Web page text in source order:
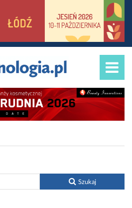
Szukaj